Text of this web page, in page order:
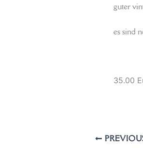
guter
es sind
35.00